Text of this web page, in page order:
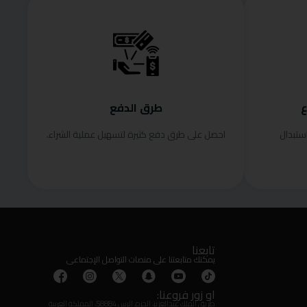
طرق الدفع
احصل على طرق دفع كثيرة لتسهيل عملية الشراء.
تابعنا
يمكنك متابعتنا على منصات التواصل الإجتماعى
او زور فروعنا: طريق الملك عبدالعزيز، الحزم، الرس 58884، المملكة العربية